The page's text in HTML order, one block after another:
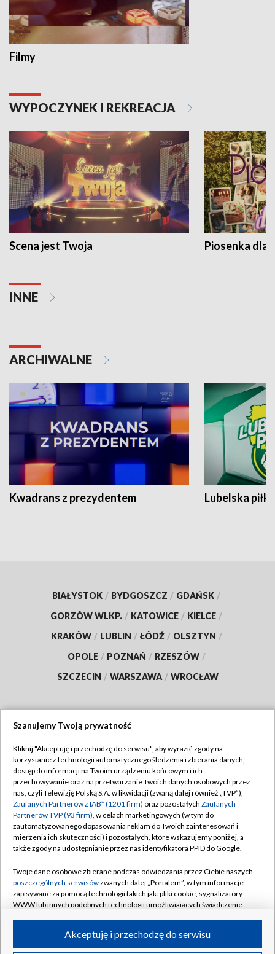
Filmy
WYPOCZYNEK I REKREACJA
Scena jest Twoja Piosenka dla
INNE
ARCHIWALNE
Kwadrans z prezydentem Lubelska piłka
BIAŁYSTOK / BYDGOSZCZ / GDAŃSK /
GORZÓW WLKP. / KATOWICE / KIELCE /
KRAKÓW / LUBLIN / ŁÓDŹ / OLSZTYN /
OPOLE / POZNAŃ / RZESZÓW /
SZCZECIN / WARSZAWA / WROCŁAW
TVP
Abonament TVP
Emisja w TVP
Centrum informacji TVP
Naziemna Telewizja Cyfrowa
Rada Programowa
System NOS
Informacje o nadawcy
Program dla prasy
Regulamin TVP
Polityka prywatności
Moje zgody
Pomoc
Kontakt
Kanały
Szanujemy Twoją prywatność
Kliknij "Akceptuję i przechodzę do serwisu", aby wyrazić zgody na
korzystanie z technologii automatycznego śledzenia i zbierania danych,
dostęp do informacji na Twoim urządzeniu końcowym i ich
przechowywanie oraz na przetwarzanie Twoich danych osobowych przez
nas, czyli Telewizję Polską S.A. w likwidacji (zwaną dalej również „TVP”),
Zaufanych Partnerów z IAB* (1201 firm) oraz pozostałych Zaufanych
Partnerów TVP (93 firm), w celach marketingowych (w tym do
zautomatyzowanego dopasowania reklam do Twoich zainteresowań i
mierzenia ich skuteczności) i pozostałych, które wskazujemy poniżej, a
także zgody na udostępnianie przez nas identyfikatora PPID do Google.
Twoje dane osobowe zbierane podczas odwiedzania przez Ciebie naszych
poszczególnych serwisówzwanych dalej „Portalem”, w tym informacje
zapisywane za pomocą technologii takich jak: pliki cookie, sygnalizatory
WWW lub innych podobnych technologii umożliwiających świadczenie
ruchu w Internecie.Akceptuję i przechodzę do serwisu